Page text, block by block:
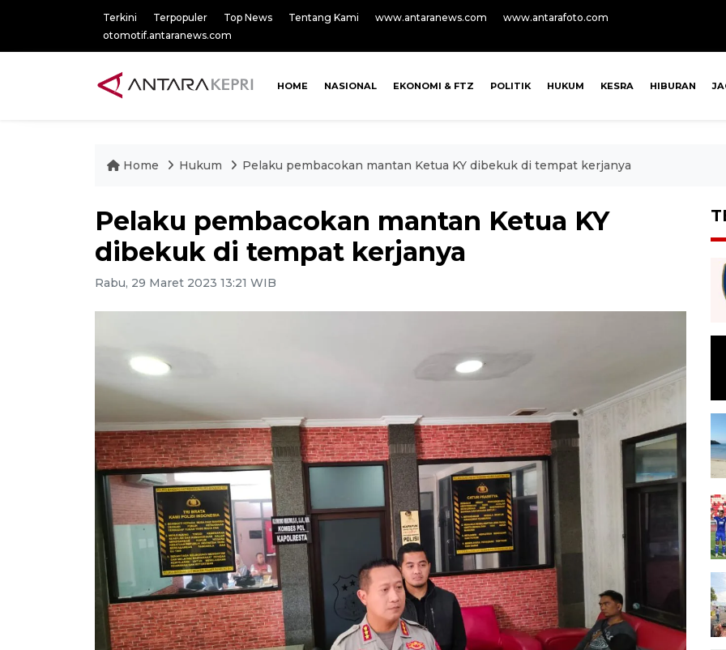
Terkini Terpopuler Top News Tentang Kami www.antaranews.com
www.antarafoto.com
otomotif.antaranews.com
HOME NASIONAL EKONOMI & FTZ POLITIK HUKUM KESRA HIBURAN
Home Hukum Pelaku pembacokan mantan Ketua KY dibekuk di tempat kerjanya
Pelaku pembacokan mantan Ketua KY
dibekuk di tempat kerjanya
Rabu, 29 Maret 2023 13:21 WIB